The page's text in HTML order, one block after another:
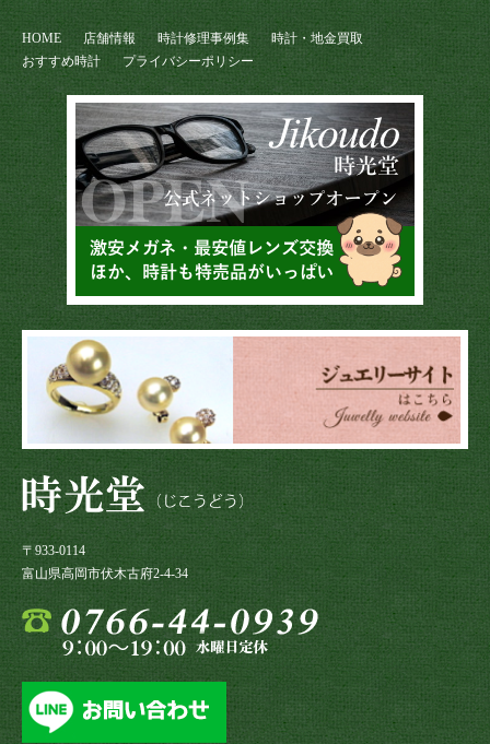
HOME 店舗情報 時計修理事例集
時計・地金買取
おすすめ時計
プライバシーポリシー
〒933-0114
富山県高岡市伏木古府2-4-34